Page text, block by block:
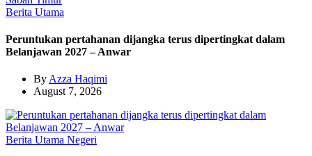
Berita Utama
Peruntukan pertahanan dijangka terus dipertingkat dalam
Belanjawan 2027 – Anwar
By Azza Haqimi
August 7, 2026
Berita Utama Negeri